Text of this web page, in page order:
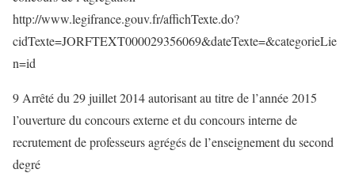
http://www.legifrance.gouv.fr/affichTexte.do?
cidTexte=JORFTEXT000029356069&dateTexte=&categorieLie
n=id
9 Arrêté du 29 juillet 2014 autorisant au titre de l’année 2015
l’ouverture du concours externe et du concours interne de
recrutement de professeurs agrégés de l’enseignement du second
degré